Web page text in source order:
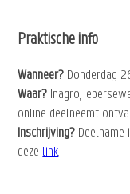
Praktische info
Wanneer? Donderdag
Waar? Inagro,
online deelneemt
Inschrijving?
deze link.